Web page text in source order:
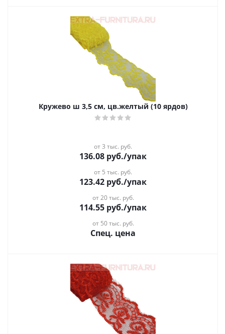
Кружево ш 3,5 см, цв.желтый (10 ярдов)
от 3 тыс. руб.
136.08 руб./упак
от 5 тыс. руб.
123.42 руб./упак
от 20 тыс. руб.
114.55 руб./упак
от 50 тыс. руб.
Спец. цена